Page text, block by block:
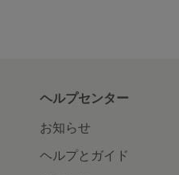
ヘルプセンター
お知らせ
ヘルプとガイド